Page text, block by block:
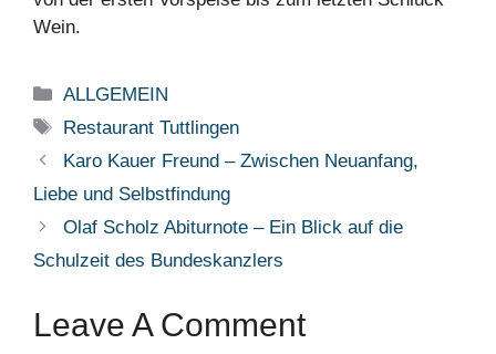
Wein.
Categories
ALLGEMEIN
Tags
Restaurant Tuttlingen
Karo Kauer Freund – Zwischen Neuanfang,
Liebe und Selbstfindung
Olaf Scholz Abiturnote – Ein Blick auf die
Schulzeit des Bundeskanzlers
Leave A Comment